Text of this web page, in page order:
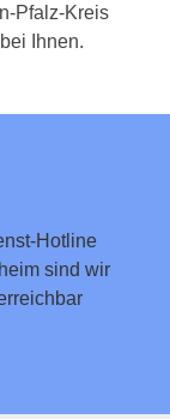
Pfalz-Kreis
Ihnen.
Hotline
sind wir